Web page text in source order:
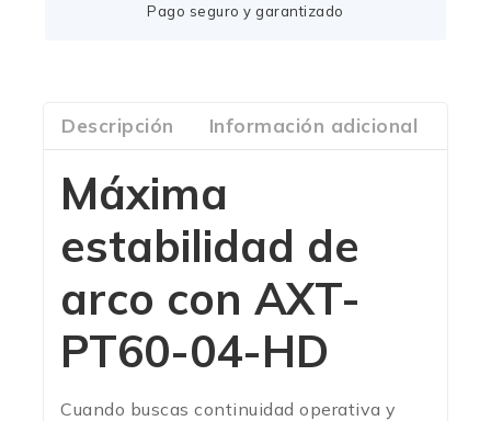
Pago seguro y garantizado
Descripción Información adicional
Máxima
estabilidad de
arco con AXT-
PT60-04-HD
Cuando buscas continuidad operativa y